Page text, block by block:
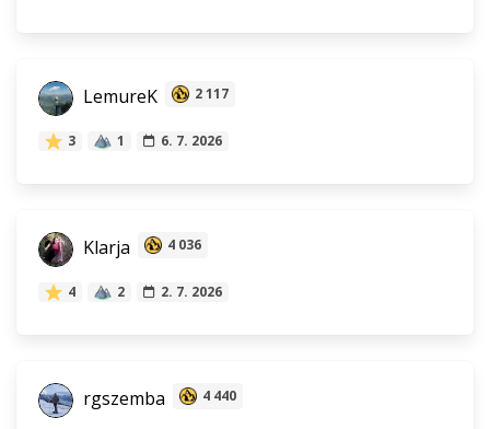
LemureK 2 117
3 1 6. 7. 2026
Klarja 4 036
4 2 2. 7. 2026
rgszemba 4 440